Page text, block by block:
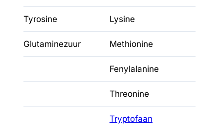
Tyrosine Lysine
Glutaminezuur Methionine
Fenylalanine
Threonine
Tryptofaan